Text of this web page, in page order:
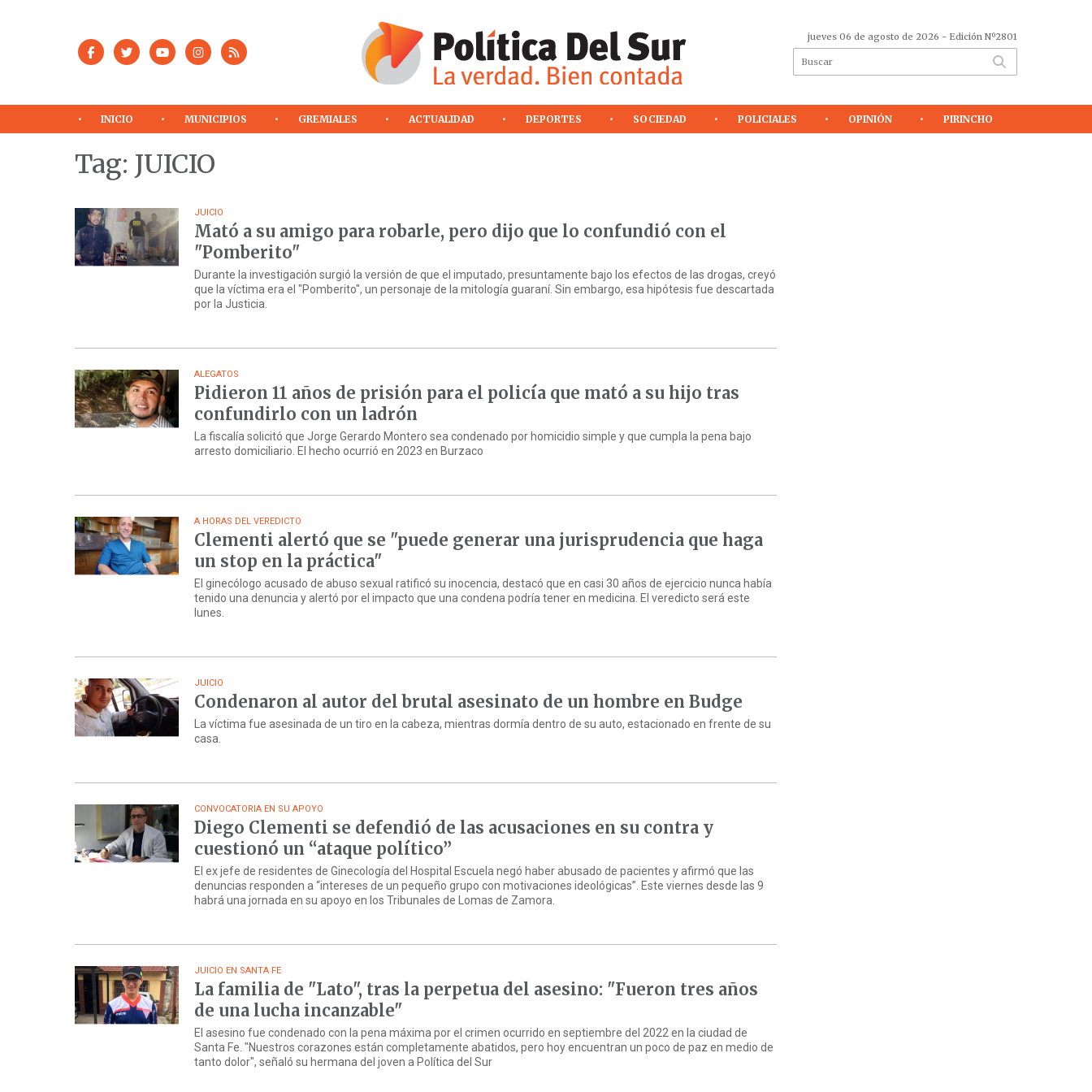
jueves 06 de agosto de 2026 - Edición Nº2801
INICIO MUNICIPIOS GREMIALES ACTUALIDAD DEPORTES SOCIEDAD POLICIALES OPINIÓN PIRINCHO
Tag: JUICIO
JUICIO
Mató a su amigo para robarle, pero dijo que lo confundió con el
"Pomberito"
Durante la investigación surgió la versión de que el imputado, presuntamente bajo los efectos de las drogas, creyó
que la víctima era el "Pomberito", un personaje de la mitología guaraní. Sin embargo, esa hipótesis fue descartada
por la Justicia.
ALEGATOS
Pidieron 11 años de prisión para el policía que mató a su hijo tras
confundirlo con un ladrón
La fiscalía solicitó que Jorge Gerardo Montero sea condenado por homicidio simple y que cumpla la pena bajo
arresto domiciliario. El hecho ocurrió en 2023 en Burzaco
A HORAS DEL VEREDICTO
Clementi alertó que se "puede generar una jurisprudencia que haga
un stop en la práctica"
El ginecólogo acusado de abuso sexual ratificó su inocencia, destacó que en casi 30 años de ejercicio nunca había
tenido una denuncia y alertó por el impacto que una condena podría tener en medicina. El veredicto será este
lunes.
JUICIO
Condenaron al autor del brutal asesinato de un hombre en Budge
La víctima fue asesinada de un tiro en la cabeza, mientras dormía dentro de su auto, estacionado en frente de su
casa.
CONVOCATORIA EN SU APOYO
Diego Clementi se defendió de las acusaciones en su contra y
cuestionó un “ataque político”
El ex jefe de residentes de Ginecología del Hospital Escuela negó haber abusado de pacientes y afirmó que las
denuncias responden a “intereses de un pequeño grupo con motivaciones ideológicas”. Este viernes desde las 9
habrá una jornada en su apoyo en los Tribunales de Lomas de Zamora.
JUICIO EN SANTA FE
La familia de "Lato", tras la perpetua del asesino: "Fueron tres años
de una lucha incanzable"
El asesino fue condenado con la pena máxima por el crimen ocurrido en septiembre del 2022 en la ciudad de
Santa Fe. "Nuestros corazones están completamente abatidos, pero hoy encuentran un poco de paz en medio de
tanto dolor", señaló su hermana del joven a Política del Sur